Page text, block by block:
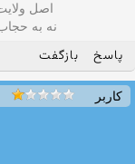
اصل
نه به
پاسخ بازگفت
کاربر